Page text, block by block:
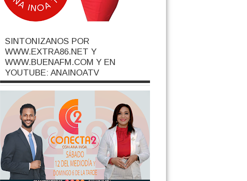
SINTONIZANOS POR
WWW.EXTRA86.NET Y
WWW.BUENAFM.COM Y EN
YOUTUBE: ANAINOATV